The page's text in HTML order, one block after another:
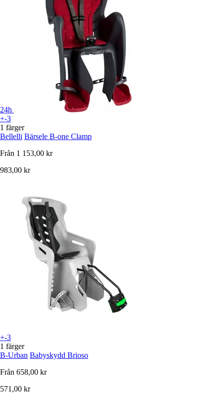
24h
+-3
1 färger
Bellelli Bärsele B-one Clamp
Från 1 153,00 kr
983,00 kr
+-3
1 färger
B-Urban Babyskydd Brioso
Från 658,00 kr
571,00 kr